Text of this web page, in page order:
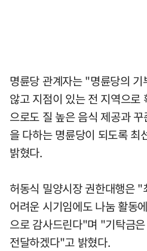
명륜당 관계자는 "명륜당의
않고 지점이 있는 전 지역으
으로도 질 높은 음식 제공과
을 다하는 명륜당이 되도록
밝혔다.
허동식 밀양시장 권한대행은
어려운 시기임에도 나눔 활동
으로 감사드린다"며 "기탁금
전달하겠다"고 밝혔다.